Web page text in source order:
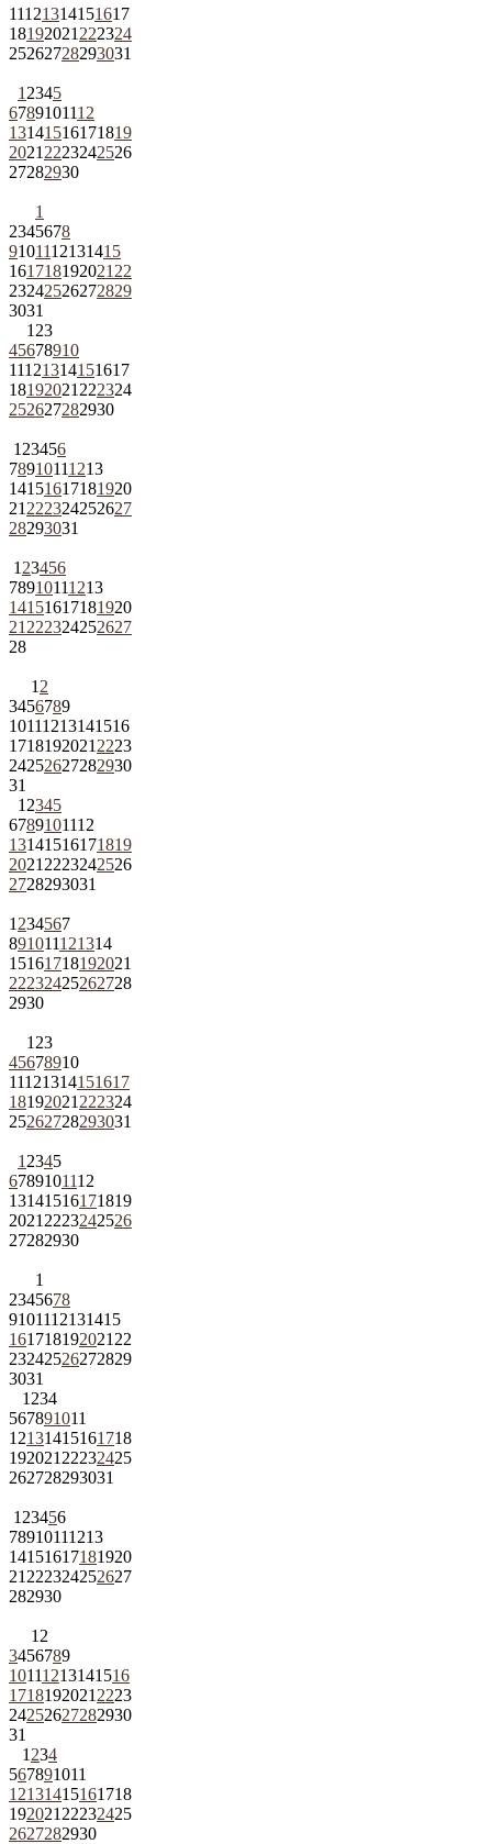
11121314151617
18192021 222324
25262728293031
1 2345
6789101112
13141516171819
2021 2223242526
27282930
1
2345678
9101112131415
161718192021 22
23242526272829
3031
1 23
45678910
11121314151617
18192021 222324
252627282930
1 23456
78910111213
14151617181920
21 222324252627
28293031
1 23456
78910111213
14151617181920
21 222324252627
28
1 2
3456789
10111213141516
1718192021 2223
24252627282930
31
1 2345
6789101112
13141516171819
2021 2223242526
2728293031
1 234567
891011121314
15161718192021
22232425262728
2930
1 23
45678910
11121314151617
18192021 222324
25262728293031
1 2345
6789101112
13141516171819
2021 2223242526
27282930
1
2345678
9101112131415
161718192021 22
23242526272829
3031
1 234
567891011
12131415161718
192021 22232425
262728293031
1 23456
78910111213
14151617181920
21 222324252627
282930
1 2
3456789
10111213141516
1718192021 2223
24252627282930
31
1 234
567891011
12131415161718
192021 22232425
2627282930